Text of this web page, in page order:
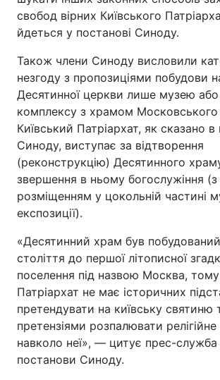
свобод вірних Київського
йдеться у постанові Синоду.
Також члени Синоду висловили
незгоду з пропозиціями побудови
Десятинної церкви лише музею
комплексу з храмом Московського
Київський Патріархат, як сказано
Синоду, виступає за відтворення
(реконструкцію) Десятинного
звершення в ньому богослужіння
розміщенням у цокольній частині
експозиції).
«Десятинний храм був побудований
століття до першої літописної
поселення під назвою Москва,
Патріархат не має історичних
претендувати на київську святиню
претензіями розпалювати
навколо неї», — цитує прес-
постанови Синоду.